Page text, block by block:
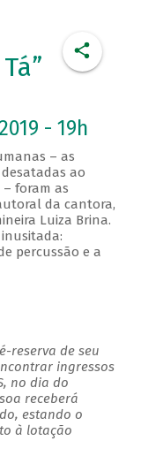
- 19h
– as
ao
foram as
da cantora,
Luiza Brina.
percussão e a
reserva de seu
ingressos
no dia do
receberá
estando o
à lotação